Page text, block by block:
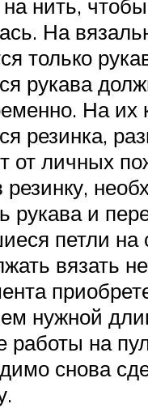
на нить,
На
только
рукава
На их
резинка,
от личных
резинку,
рукава и
петли на
вязать
нужной
работы на
снова